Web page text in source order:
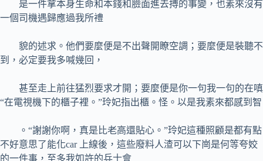
是一件拿本身生命和本錢和臉面進去搏的事變，也素來沒有
一個司機遇歸應過我所禮
貌的述求。他們要麼便是不出聲開瞭空調；要麼便是裝聽不
到，必定要我多喊幾回，
甚至走上前往猛烈要求才開；要麼便是你一句我一句的在嗔
“在電視機下的櫃子裡。”玲妃指出櫃。怪。以是我素來都感到智
。“謝謝你啊，真是比老高還貼心。”玲妃這種照顧是都有點
不好意思了能化car 上線後，這些廢料人渣可以下崗是何等夸姣
的一件事，至多我如許的兵士會